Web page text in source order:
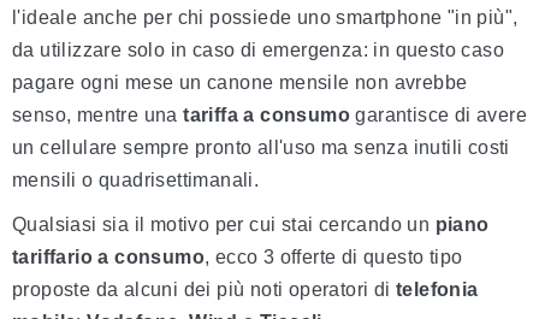
l'ideale anche per chi possiede uno smartphone "in più",
da utilizzare solo in caso di emergenza: in questo caso
pagare ogni mese un canone mensile non avrebbe
senso, mentre unatariffa a consumo garantisce di avere
un cellulare sempre pronto all'uso ma senza inutili costi
mensili o quadrisettimanali.
Qualsiasi sia il motivo per cui stai cercando un piano
tariffario a consumo, ecco 3 offerte di questo tipo
proposte da alcuni dei più noti operatori di telefonia